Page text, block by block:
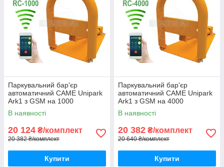
Паркувальний бар'єр
автоматичний CAME Unipark
Ark1 з GSM на 1000
абонентів
В наявності
20 124 ₴/комплект
20 382 ₴/комплект
Купити
Паркувальний бар'єр
автоматичний CAME Unipark
Ark1 з GSM на 4000
абонентів
В наявності
20 382 ₴/комплект
20 640 ₴/комплект
Купити